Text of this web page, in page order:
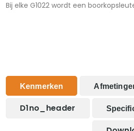
Bij elke G1022 wordt een
Kenmerken
D1no_header